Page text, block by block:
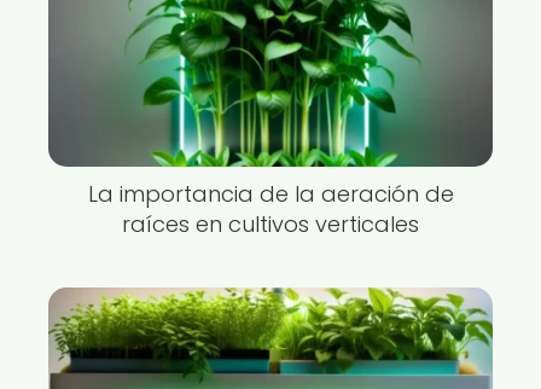
La importancia de la aeración de
raíces en cultivos verticales